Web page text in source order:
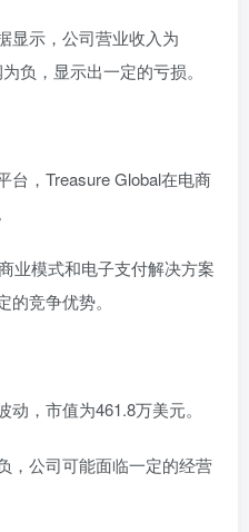
显示，公司营业收入为
负，显示出一定的亏损。
台，Treasure Global在电商
业模式和电子支付解决方案
竞争优势。
，市值为461.8万美元。
，公司可能面临一定的经营